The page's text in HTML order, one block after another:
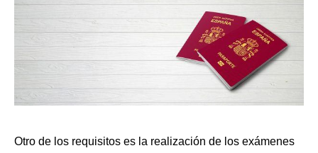
Otro de los requisitos es la realización de los exámenes